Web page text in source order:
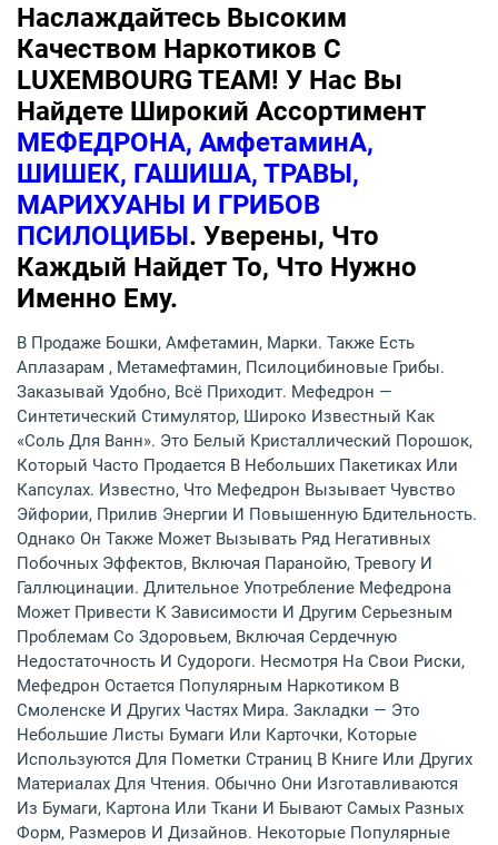
Наслаждайтесь Высоким
Качеством Наркотиков С
LUXEMBOURG TEAM! У Нас Вы
Найдете Широкий Ассортимент
МЕФЕДРОНА, АмфетаминА,
ШИШЕК, ГАШИША, ТРАВЫ,
МАРИХУАНЫ И ГРИБОВ
ПСИЛОЦИБЫ. Уверены, Что
Каждый Найдет То, Что Нужно
Именно Ему.
В Продаже Бошки, Амфетамин, Марки. Также Есть
Аплазарам , Метамефтамин, Псилоцибиновые Грибы.
Заказывай Удобно, Всё Приходит. Мефедрон —
Синтетический Стимулятор, Широко Известный Как
«соль Для Ванн». Это Белый Кристаллический Порошок,
Который Часто Продается В Небольших Пакетиках Или
Капсулах. Известно, Что Мефедрон Вызывает Чувство
Эйфории, Прилив Энергии И Повышенную Бдительность.
Однако Он Также Может Вызывать Ряд Негативных
Побочных Эффектов, Включая Паранойю, Тревогу И
Галлюцинации. Длительное Употребление Мефедрона
Может Привести К Зависимости И Другим Серьезным
Проблемам Со Здоровьем, Включая Сердечную
Недостаточность И Судороги. Несмотря На Свои Риски,
Мефедрон Остается Популярным Наркотиком В
Смоленске И Других Частях Мира. Закладки — Это
Небольшие Листы Бумаги Или Карточки, Которые
Используются Для Пометки Страниц В Книге Или Других
Материалах Для Чтения. Обычно Они Изготавливаются
Из Бумаги, Картона Или Ткани И Бывают Самых Разных
Форм, Размеров И Дизайнов. Некоторые Популярные